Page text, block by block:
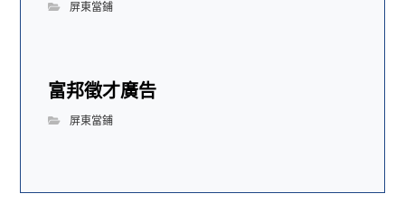
屏東當鋪
富邦徵才廣告
屏東當鋪